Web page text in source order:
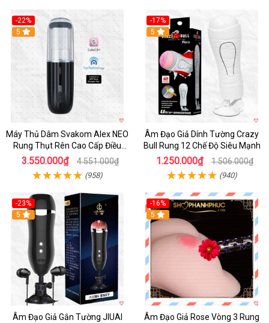
-22%
5
Máy Thủ Dâm Svakom Alex NEO
Rung Thụt Rên Cao Cấp Điều
Khiển App
3.550.000₫ 4.551.000₫
(958)
-17%
5
Âm Đạo Giả Dính Tường Crazy
Bull Rung 12 Chế Độ Siêu Mạnh
1.250.000₫ 1.506.000₫
(940)
-23%
5
Âm Đạo Giả Gắn Tường JIUAI
-16%
5
Âm Đạo Giả Rose Vòng 3 Rung